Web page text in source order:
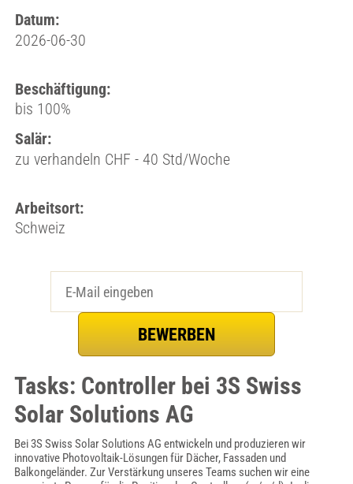
Datum:
2026-06-30
Beschäftigung:
bis 100%
Salär:
zu verhandeln CHF - 40 Std/Woche
Arbeitsort:
Schweiz
Tasks: Controller bei 3S Swiss
Solar Solutions AG
Bei 3S Swiss Solar Solutions AG entwickeln und produzieren wir
innovative Photovoltaik-Lösungen für Dächer, Fassaden und
Balkongeländer. Zur Verstärkung unseres Teams suchen wir eine